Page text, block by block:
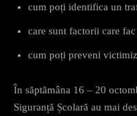
cum poți identifica un
care sunt factorii care
cum poți preveni
În săptămâna 16 – 20
Siguranță Școlară au mai